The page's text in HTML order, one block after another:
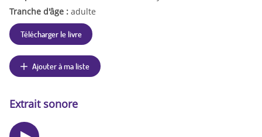
Tranche d'âge : adulte
Télécharger le livre
Ajouter à ma liste
Extrait sonore